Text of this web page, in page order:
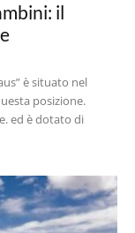
il
è situato nel
posizione.
ed è dotato di